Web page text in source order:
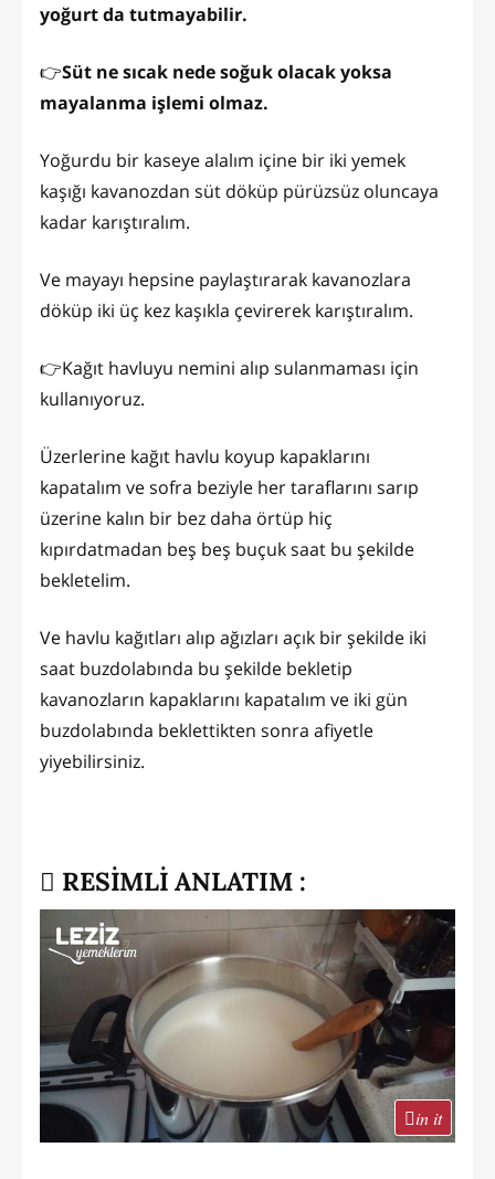
yoğurt da tutmayabilir.
👉Süt ne sıcak nede soğuk olacak yoksa
mayalanma işlemi olmaz.
Yoğurdu bir kaseye alalım içine bir iki yemek
kaşığı kavanozdan süt döküp pürüzsüz oluncaya
kadar karıştıralım.
Ve mayayı hepsine paylaştırarak kavanozlara
döküp iki üç kez kaşıkla çevirerek karıştıralım.
👉Kağıt havluyu nemini alıp sulanmaması için
kullanıyoruz.
Üzerlerine kağıt havlu koyup kapaklarını
kapatalım ve sofra beziyle her taraflarını sarıp
üzerine kalın bir bez daha örtüp hiç
kıpırdatmadan beş beş buçuk saat bu şekilde
bekletelim.
Ve havlu kağıtları alıp ağızları açık bir şekilde iki
saat buzdolabında bu şekilde bekletip
kavanozların kapaklarını kapatalım ve iki gün
buzdolabında beklettikten sonra afiyetle
yiyebilirsiniz.
RESİMLİ ANLATIM :
in it